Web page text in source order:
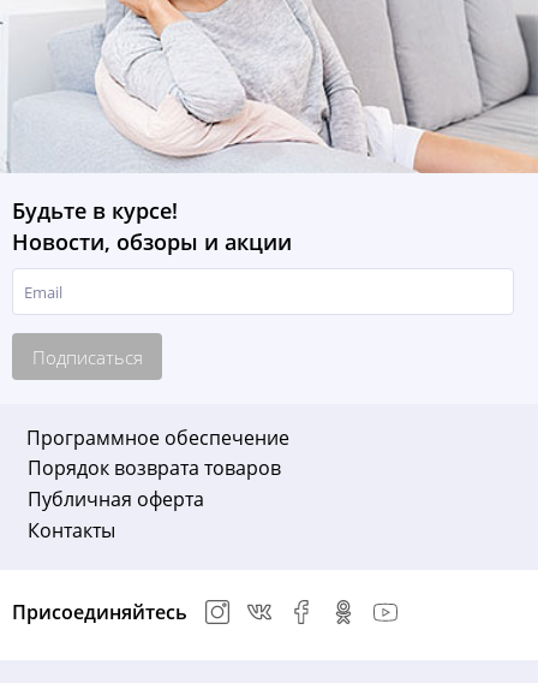
Будьте в курсе!
Новости, обзоры и акции
Подписаться
Программное обеспечение
Порядок возврата товаров
Публичная оферта
Контакты
Присоединяйтесь